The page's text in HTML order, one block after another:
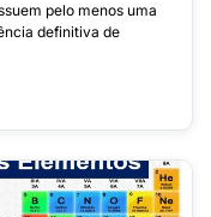
pelo menos uma
definitiva de